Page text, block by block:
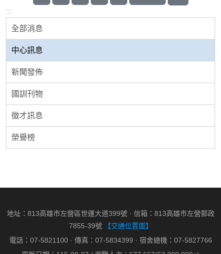
:::
全部消息
中心訊息
新聞發佈
國訓刊物
徵才訊息
榮譽榜
地址：813高雄市左營區世運大道399號 · 信箱：813高雄市左營郵政
7855-39號
【交通位置圖】
電話：07-5821100 · 傳真：07-5834399 · 宿舍總機：07-5827766